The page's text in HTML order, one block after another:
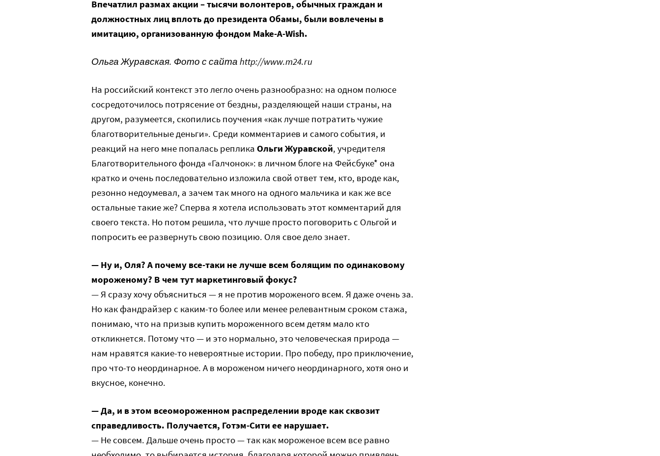
Впечатлил размах акции – тысячи волонтеров, обычных граждан и
должностных лиц вплоть до президента Обамы, были вовлечены в
имитацию, организованную фондом Make-A-Wish.
Ольга Журавская. Фото с сайта http://www.m24.ru
На российский контекст это легло очень разнообразно: на одном полюсе
сосредоточилось потрясение от бездны, разделяющей наши страны, на
другом, разумеется, скопились поучения «как лучше потратить чужие
благотворительные деньги». Среди комментариев и самого события, и
реакций на него мне попалась реплика Ольги Журавской, учредителя
Благотворительного фонда «Галчонок»: в личном блоге на Фейсбуке* она
кратко и очень последовательно изложила свой ответ тем, кто, вроде как,
резонно недоумевал, а зачем так много на одного мальчика и как же все
остальные такие же? Сперва я хотела использовать этот комментарий для
своего текста. Но потом решила, что лучше просто поговорить с Ольгой и
попросить ее развернуть свою позицию. Оля свое дело знает.
— Ну и, Оля? А почему все-таки не лучше всем болящим по одинаковому
мороженому? В чем тут маркетинговый фокус?
— Я сразу хочу объясниться — я не против мороженого всем. Я даже очень за.
Но как фандрайзер с каким-то более или менее релевантным сроком стажа,
понимаю, что на призыв купить мороженного всем детям мало кто
откликнется. Потому что — и это нормально, это человеческая природа —
нам нравятся какие-то невероятные истории. Про победу, про приключение,
про что-то неординарное. А в мороженом ничего неординарного, хотя оно и
вкусное, конечно.
— Да, и в этом всеомороженном распределении вроде как сквозит
справедливость. Получается, Готэм-Cити ее нарушает.
— Не совсем. Дальше очень просто — так как мороженое всем все равно